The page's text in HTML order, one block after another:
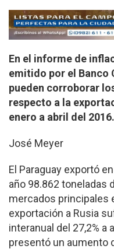
En el informe de
emitido por el Banco
pueden corroborar
respecto a la
enero a abril del 2016.
José Meyer
El Paraguay exportó
año 98.862 toneladas
mer­cados principales
exportación a Rusia
interanual del 27,2% a
presentó un aumento